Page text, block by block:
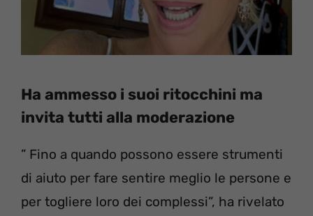
Ha ammesso i suoi ritocchini ma
invita tutti alla moderazione
” Fino a quando possono essere strumenti
di aiuto per fare sentire meglio le persone e
per togliere loro dei complessi”, ha rivelato